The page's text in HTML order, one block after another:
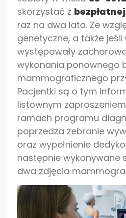
skorzystać z
raz na dwa lata. Ze
genetyczne, a także jeśli
występowały
wykonania ponownego
mammograficznego
Pacjentki są o tym
listownym
ramach programu
poprzedza zebranie
oraz wypełnienie
następnie wykonywane
dwa zdjęcia